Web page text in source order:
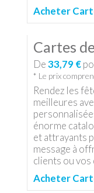
Acheter
Cartes
De33,79 €
* Le prix
Rendez les
meilleures
énorme
et attrayants
message à
clients ou vos
Acheter